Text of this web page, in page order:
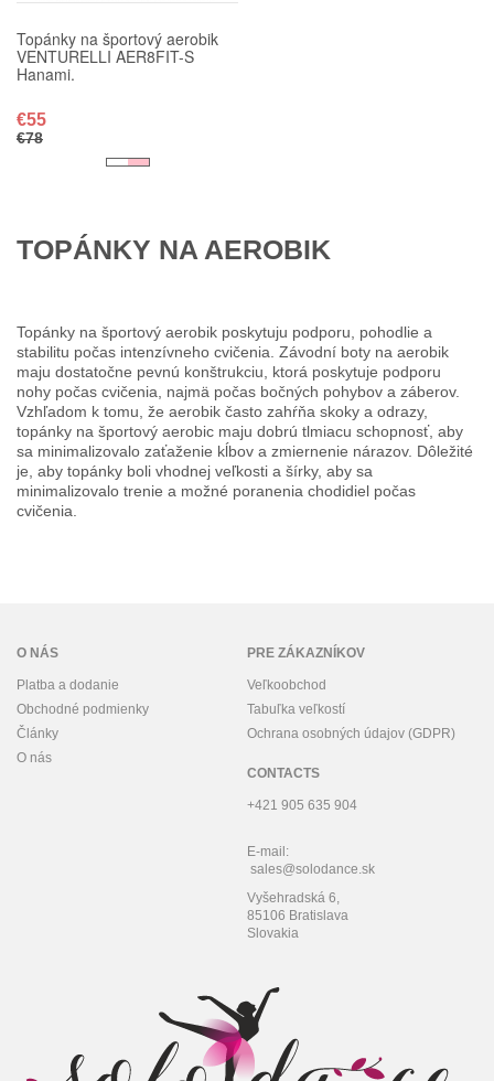
Topánky na športový aerobik
VENTURELLI AER8FIT-S
Hanami.
€55
€78
TOPÁNKY NA AEROBIK
Topánky na športový aerobik poskytuju podporu, pohodlie a
stabilitu počas intenzívneho cvičenia. Závodní boty na aerobik
maju dostatočne pevnú konštrukciu, ktorá poskytuje podporu
nohy počas cvičenia, najmä počas bočných pohybov a záberov.
Vzhľadom k tomu, že aerobik často zahŕňa skoky a odrazy,
topánky na športový aerobic maju dobrú tlmiacu schopnosť, aby
sa minimalizovalo zaťaženie kĺbov a zmiernenie nárazov. Dôležité
je, aby topánky boli vhodnej veľkosti a šírky, aby sa
minimalizovalo trenie a možné poranenia chodidiel počas
cvičenia.
O NÁS
Platba a dodanie
Obchodné podmienky
Články
O nás
PRE ZÁKAZNÍKOV
Veľkoobchod
Tabuľka veľkostí
Ochrana osobných údajov (GDPR)
CONTACTS
+421 905 635 904
E-mail:
sales@solodance.sk
Vyšehradská 6,
85106 Bratislava
Slovakia